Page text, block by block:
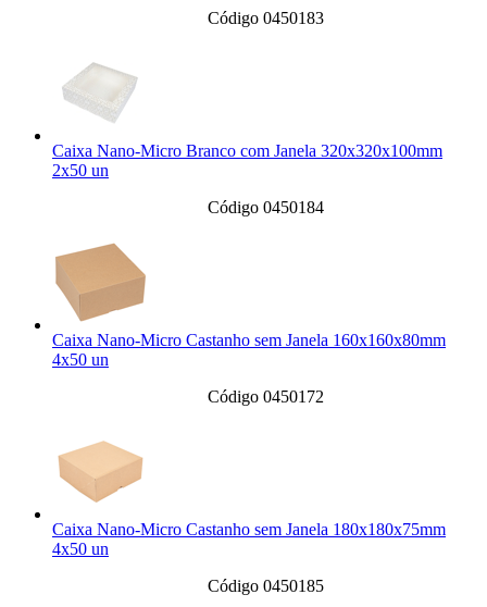
Código 0450183
Caixa Nano-Micro Branco com Janela 320x320x100mm
2x50 un
Código 0450184
Caixa Nano-Micro Castanho sem Janela 160x160x80mm
4x50 un
Código 0450172
Caixa Nano-Micro Castanho sem Janela 180x180x75mm
4x50 un
Código 0450185